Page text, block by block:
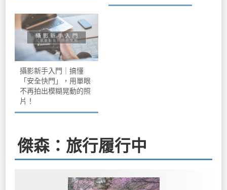
攝影新手入門｜搞懂
「安全快門」，用單眼
不再拍出模糊晃動的照
片！
傑森：旅行履行中